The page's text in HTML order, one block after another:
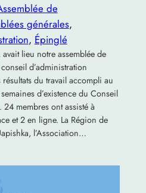
de
générales
, Épinglé
lieu notre assemblée de
d’administration
du travail accompli au
d’existence du Conseil
membres ont assisté à
et 2 en ligne. La Région de
l’Association…